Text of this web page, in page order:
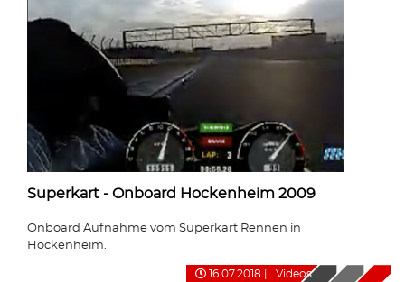
Superkart - Onboard Hockenheim 2009
Onboard Aufnahme vom Superkart Rennen in
Hockenheim.
16.07.2018 Videos